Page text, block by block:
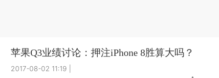
苹果Q3业绩讨论：押注iPhone 8胜算大吗？
2017-08-02 11:19